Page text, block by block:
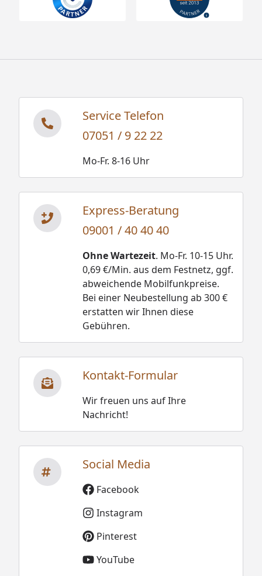
Service Telefon
07051 / 9 22 22
Mo-Fr. 8-16 Uhr
Express-Beratung
09001 / 40 40 40
Ohne Wartezeit. Mo-Fr. 10-15 Uhr.
0,69 €/Min. aus dem Festnetz, ggf.
abweichende Mobilfunkpreise.
Bei einer Neubestellung ab 300 €
erstatten wir Ihnen diese
Gebühren.
Kontakt-Formular
Wir freuen uns auf Ihre
Nachricht!
Social Media
Facebook
Instagram
Pinterest
YouTube